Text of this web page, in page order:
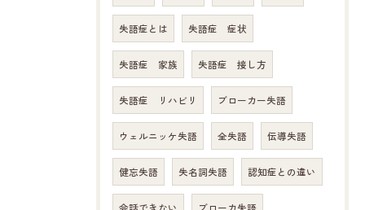
失語症とは 失語症 症状
失語症 家族 失語症 接し方
失語症 リハビリ ブローカー失語
ウェルニッケ失語 全失語 伝導失語
健忘失語 失名詞失語 認知症との違い